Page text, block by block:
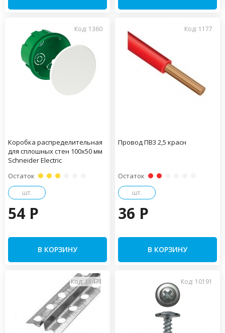
Код: 1360
Коробка распределительная
для сплошных стен 100х50 мм
Schneider Electric
Остаток
шт.
54 P
В КОРЗИНУ
Код: 1177
Провод ПВ3 2,5 красн
Остаток
шт.
36 P
В КОРЗИНУ
Код: 11471 Код: 10191